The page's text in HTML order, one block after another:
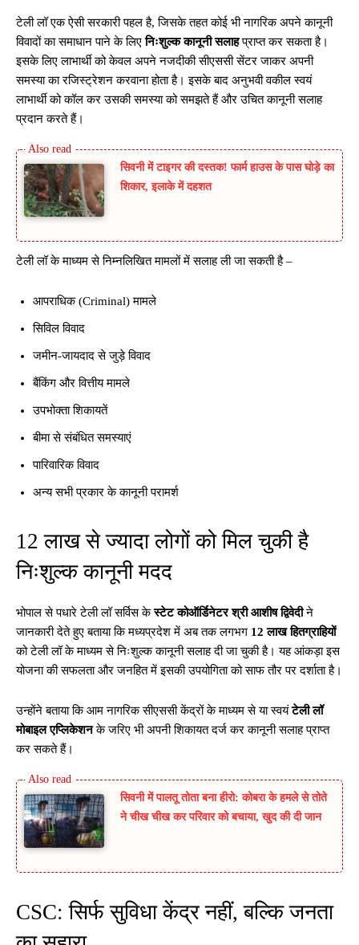
टेली लॉ एक ऐसी सरकारी पहल है, जिसके तहत कोई भी नागरिक अपने कानूनी
विवादों का समाधान पाने के लिएनिःशुल्क कानूनी सलाहप्राप्त कर सकता है।
इसके लिए लाभार्थी को केवल अपने नजदीकी सीएससी सेंटर जाकर अपनी
समस्या का रजिस्ट्रेशन करवाना होता है। इसके बाद अनुभवी वकील स्वयं
लाभार्थी को कॉल कर उसकी समस्या को समझते हैं और उचित कानूनी सलाह
प्रदान करते हैं।
सिवनी में टाइगर की दस्तक! फार्म हाउस के पास घोड़े का
शिकार, इलाके में दहशत
टेली लॉ के माध्यम से निम्नलिखित मामलों में सलाह ली जा सकती है –
आपराधिक (Criminal) मामले
सिविल विवाद
जमीन-जायदाद से जुड़े विवाद
बैंकिंग और वित्तीय मामले
उपभोक्ता शिकायतें
बीमा से संबंधित समस्याएं
पारिवारिक विवाद
अन्य सभी प्रकार के कानूनी परामर्श
12 लाख से ज्यादा लोगों को मिल चुकी है
निःशुल्क कानूनी मदद
भोपाल से पधारे टेली लॉ सर्विस केस्टेट कोऑर्डिनेटर श्री आशीष द्विवेदीने
जानकारी देते हुए बताया कि मध्यप्रदेश में अब तक लगभग 12 लाख हितग्राहियों
को टेली लॉ के माध्यम से निःशुल्क कानूनी सलाह दी जा चुकी है। यह आंकड़ा इस
योजना की सफलता और जनहित में इसकी उपयोगिता को साफ तौर पर दर्शाता है।
उन्होंने बताया कि आम नागरिक सीएससी केंद्रों के माध्यम से या स्वयंटेली लॉ
मोबाइल एप्लिकेशनके जरिए भी अपनी शिकायत दर्ज कर कानूनी सलाह प्राप्त
कर सकते हैं।
सिवनी में पालतू तोता बना हीरो: कोबरा के हमले से तोते
ने चीख चीख कर परिवार को बचाया, खुद की दी जान
CSC: सिर्फ सुविधा केंद्र नहीं, बल्कि जनता